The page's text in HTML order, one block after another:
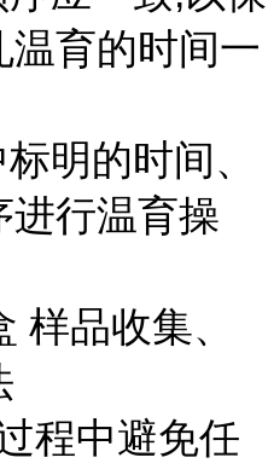
育的时间一
明的时间、
进行温育操
样品收集、
程中避免任